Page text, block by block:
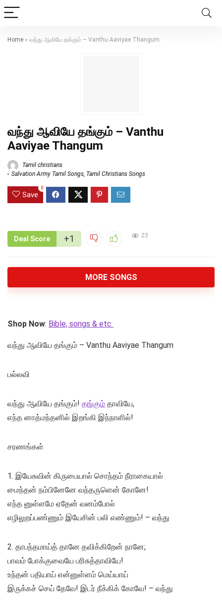
Home » வந்து ஆவியே தங்கும் – Vanthu Aaviyae Thangum
வந்து ஆவியே தங்கும் – Vanthu
Aaviyae Thangum
Tamil christians
Salvation Army Tamil Songs, Tamil Christians Songs
Save
0
Deal Score +1 23
MORE SONGS
Shop Now: Bible, songs & etc
வந்து ஆவியே தங்கும் – Vanthu Aaviyae Thangum
பல்லவி
வந்து ஆவியே தங்கும்! தங்கும் தாவியே,
எந்த னாத்மந்தனில் இறங்கி இந்நாளில்!
சரணங்கள்
1. இயேசுவின் கிருபையால் சொந்தம் நீராகையால்
மைந்தன் நம்பினேனே வந்தருளென் கோனே!
எந்த னுள்ளமே ஏதேன் வனம்போல்
எழிலுறப்பண்ணும் இயேசின் பலி எண்ணும்! – வந்து
2. தாபந்தமாய்த் தானே தவிக்கிறேன் நானே;
பாவம் போக்குவையே பரிசுத்தாவியே!
உந்தன் பதியாய் என்னுள்ளம் மெய்யாய்
இருக்கச் செய் தேவே! இடர் நீக்கிக் கோவே! – வந்து